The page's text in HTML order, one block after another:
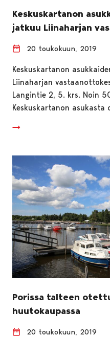
Keskuskartanon
jatkuu Liinaharjan
20 toukokuun, 2019
Keskuskartanon
Liinaharjan
Langintie 2, 5. krs. Noin
Keskuskartanon
Porissa talteen
huutokaupassa
20 toukokuun, 2019